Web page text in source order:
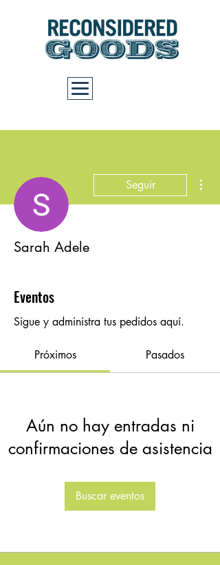
Seguir
Sarah Adele
Eventos
Sigue y administra tus pedidos aquí.
Próximos Pasados
Aún no hay entradas ni
confirmaciones de asistencia
Buscar eventos